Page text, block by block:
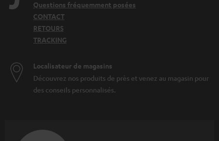
Questions fréquemment posées
CONTACT
RETOURS
TRACKING
Localisateur de magasins
Découvrez nos produits de près et venez au magasin pour
des conseils personnalisés.